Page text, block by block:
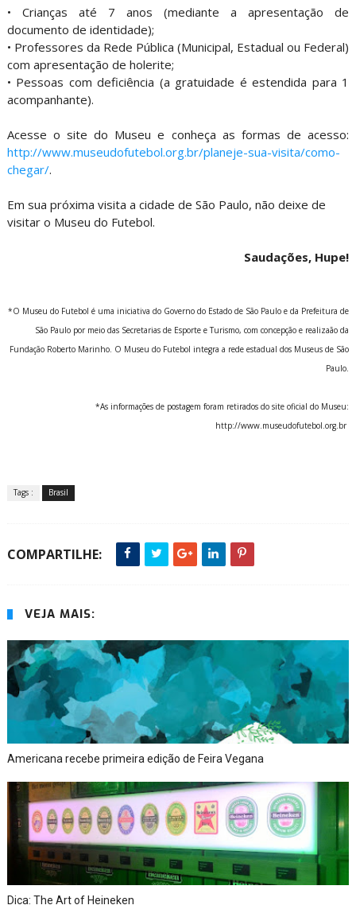
• Crianças até 7 anos (mediante a apresentação de
documento de identidade);
• Professores da Rede Pública (Municipal, Estadual ou Federal)
com apresentação de holerite;
• Pessoas com deficiência (a gratuidade é estendida para 1
acompanhante).
Acesse o site do Museu e conheça as formas de acesso:
http://www.museudofutebol.org.br/planeje-sua-visita/como-
chegar/.
Em sua próxima visita a cidade de São Paulo, não deixe de
visitar o Museu do Futebol.
Saudações, Hupe!
*O Museu do Futebol é uma iniciativa do Governo do Estado de São Paulo e da Prefeitura de
São Paulo por meio das Secretarias de Esporte e Turismo, com concepção e realizaão da
Fundação Roberto Marinho. O Museu do Futebol integra a rede estadual dos Museus de São
Paulo.
*As informações de postagem foram retirados do site oficial do Museu:
http://www.museudofutebol.org.br
Tags : Brasil
COMPARTILHE:
VEJA MAIS:
Americana recebe primeira edição de Feira Vegana
Dica: The Art of Heineken